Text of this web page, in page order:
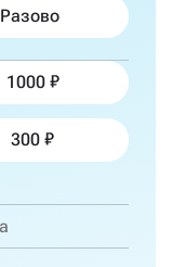
Разово
1000
300